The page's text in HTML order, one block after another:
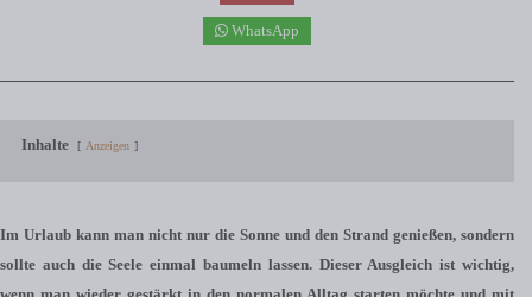
WhatsApp
Inhalte Anzeigen
Im Urlaub kann man nicht nur die Sonne und den Strand genießen, sondern
sollte auch die Seele einmal baumeln lassen. Dieser Ausgleich ist wichtig,